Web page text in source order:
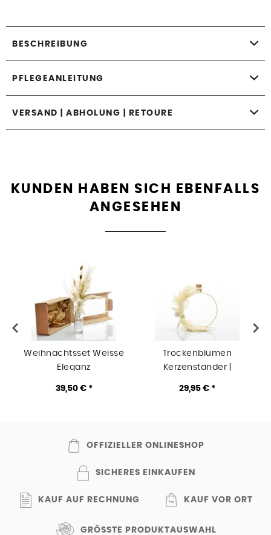
BESCHREIBUNG
PFLEGEANLEITUNG
VERSAND | ABHOLUNG | RETOURE
KUNDEN HABEN SICH EBENFALLS
ANGESEHEN
Weihnachtsset Weisse
Eleganz
39,50 € *
Trockenblumen
Kerzenständer |
Weisse Eleganz | weiss
29,95 € *
OFFIZIELLER ONLINESHOP
SICHERES EINKAUFEN
KAUF AUF RECHNUNG KAUF VOR ORT
GRÖSSTE PRODUKTAUSWAHL